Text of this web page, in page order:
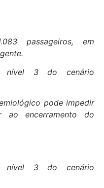
passageiros, em
nível 3 do cenário
pode impedir
ao encerramento do
nível 3 do cenário